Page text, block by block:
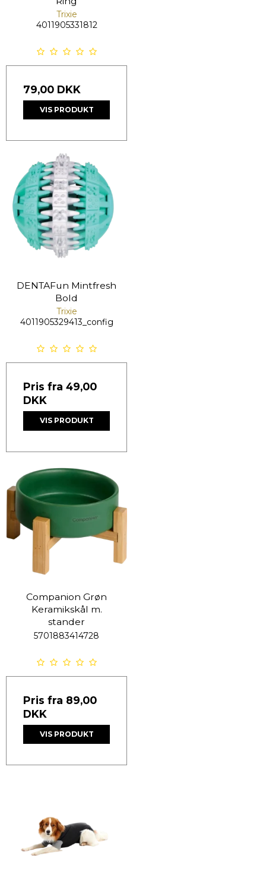
Trixie
4011905331812
79,00 DKK
VIS PRODUKT
DENTAFun Mintfresh
Bold
Trixie
4011905329413_config
Pris fra 49,00
DKK
VIS PRODUKT
Companion Grøn
Keramikskål m.
stander
5701883414728
Pris fra 89,00
DKK
VIS PRODUKT